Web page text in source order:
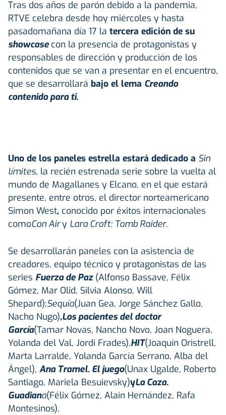
Tras dos años de parón debido a la pandemia,
RTVE celebra desde hoy miércoles y hasta
pasadomañana día 17 la tercera edición de su
showcase con la presencia de protagonistas y
responsables de dirección y producción de los
contenidos que se van a presentar en el encuentro,
que se desarrollará bajo el lema Creando
contenido para ti.
Uno de los paneles estrella estará dedicado a Sin
límites, la recién estrenada serie sobre la vuelta al
mundo de Magallanes y Elcano, en el que estará
presente, entre otros, el director norteamericano
Simon West, conocido por éxitos internacionales
comoCon Airy Lara Croft: Tomb Raider.
Se desarrollarán paneles con la asistencia de
creadores, equipo técnico y protagonistas de las
series Fuerza de Paz(Alfonso Bassave, Félix
Gómez, Mar Olid, Silvia Alonso, Will
Shepard);Sequía(Juan Gea, Jorge Sánchez Gallo,
Nacho Nugo),Los pacientes del doctor
García(Tamar Novas, Nancho Novo, Joan Noguera,
Yolanda del Val, Jordi Frades),HIT(Joaquín Oristrell,
Marta Larralde, Yolanda García Serrano, Alba del
Ángel), Ana Tramel. El juego(Unax Ugalde, Roberto
Santiago, Mariela Besuievsky)yLa Caza.
Guadiana(Félix Gómez, Alain Hernández, Rafa
Montesinos).